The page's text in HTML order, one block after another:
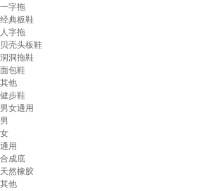
一字拖
经典板鞋
人字拖
贝壳头板鞋
洞洞拖鞋
面包鞋
其他
健步鞋
男女通用
男
女
通用
合成底
天然橡胶
其他